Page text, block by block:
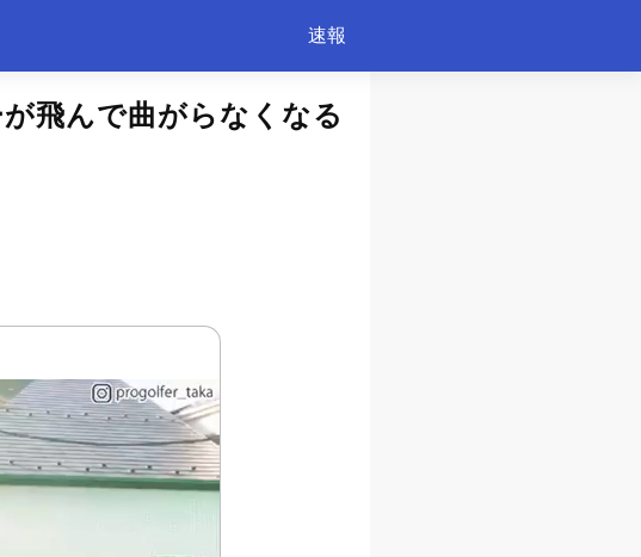
速報
飛んで曲がらなくなる